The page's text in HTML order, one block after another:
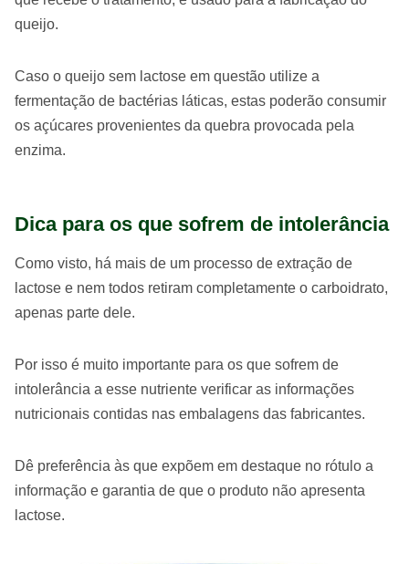
queijo.
Caso o queijo sem lactose em questão utilize a
fermentação de bactérias láticas, estas poderão consumir
os açúcares provenientes da quebra provocada pela
enzima.
Dica para os que sofrem de intolerância
Como visto, há mais de um processo de extração de
lactose e nem todos retiram completamente o carboidrato,
apenas parte dele.
Por isso é muito importante para os que sofrem de
intolerância a esse nutriente verificar as informações
nutricionais contidas nas embalagens das fabricantes.
Dê preferência às que expõem em destaque no rótulo a
informação e garantia de que o produto não apresenta
lactose.